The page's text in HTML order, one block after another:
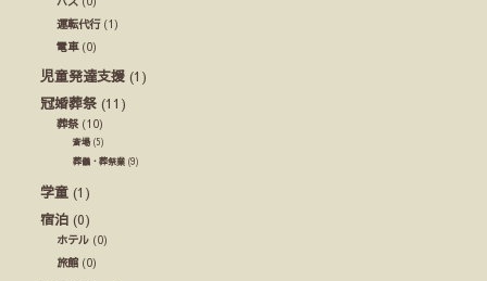
運転代行(1)
電車(0)
児童発達支援 (1)
冠婚葬祭 (11)
葬祭(10)
斎場(5)
葬儀・葬祭業 (9)
学童 (1)
宿泊 (0)
ホテル (0)
旅館 (0)